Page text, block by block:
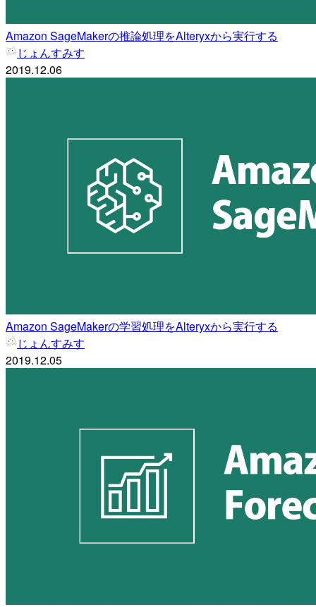
Amazon SageMakerの推論処理をAlteryxから実行する
じょんすみす
2019.12.06
Amazon SageMakerの学習処理をAlteryxから実行する
じょんすみす
2019.12.05